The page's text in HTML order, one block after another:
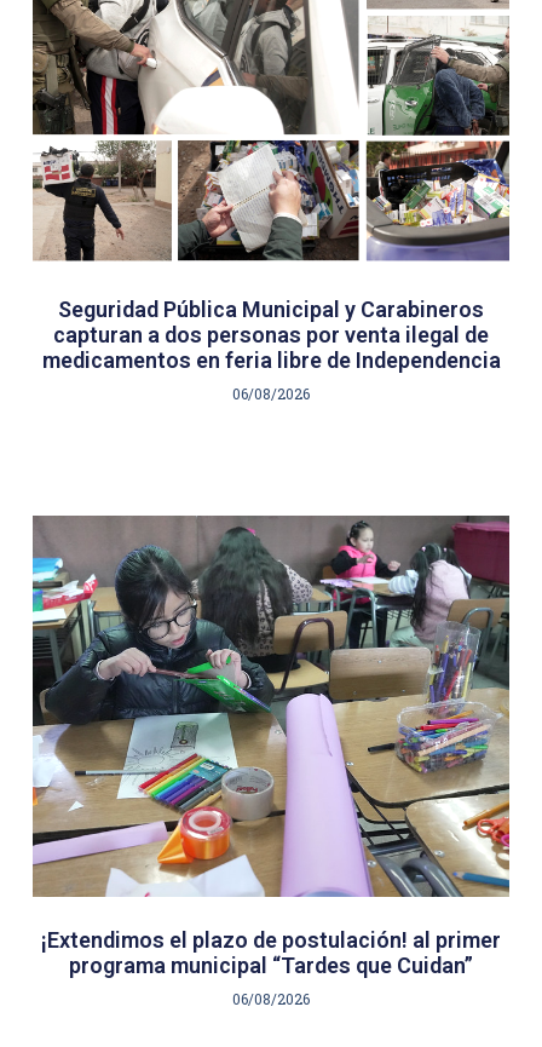
Seguridad Pública Municipal y Carabineros
capturan a dos personas por venta ilegal de
medicamentos en feria libre de Independencia
06/08/2026
¡Extendimos el plazo de postulación! al primer
programa municipal “Tardes que Cuidan”
06/08/2026